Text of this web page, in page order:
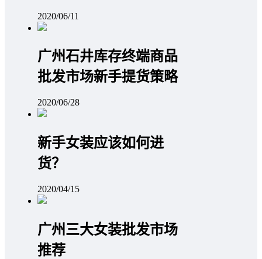
2020/06/11
广州石井库存终端商品
批发市场新手提货策略
2020/06/28
新手女装应该如何进
货？
2020/04/15
广州三大女装批发市场
推荐